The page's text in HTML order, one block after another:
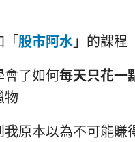
「股市阿水」的課程
會了如何每天只花一
物
原本以為不可能賺